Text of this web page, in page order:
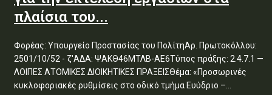
πλαίσια του...
Φορέας: Υπουργείο Προστασίας του ΠολίτηΑρ. Πρωτοκόλλου:
2501/10/52 - ζ'ΑΔΑ: ΨΑΚΘ46ΜΤΛΒ-ΑΕ6Τύπος πράξης: 2.4.7.1 —
ΛΟΙΠΕΣ ΑΤΟΜΙΚΕΣ ΔΙΟΙΚΗΤΙΚΕΣ ΠΡΑΞΕΙΣΘέμα: «Προσωρινές
κυκλοφοριακές ρυθμίσεις στο οδικό τμήμα Ευύδριο –...